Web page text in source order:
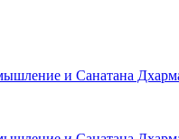
и Санатана